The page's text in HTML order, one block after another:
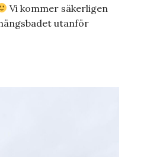
Vi kommer säkerligen
utanför